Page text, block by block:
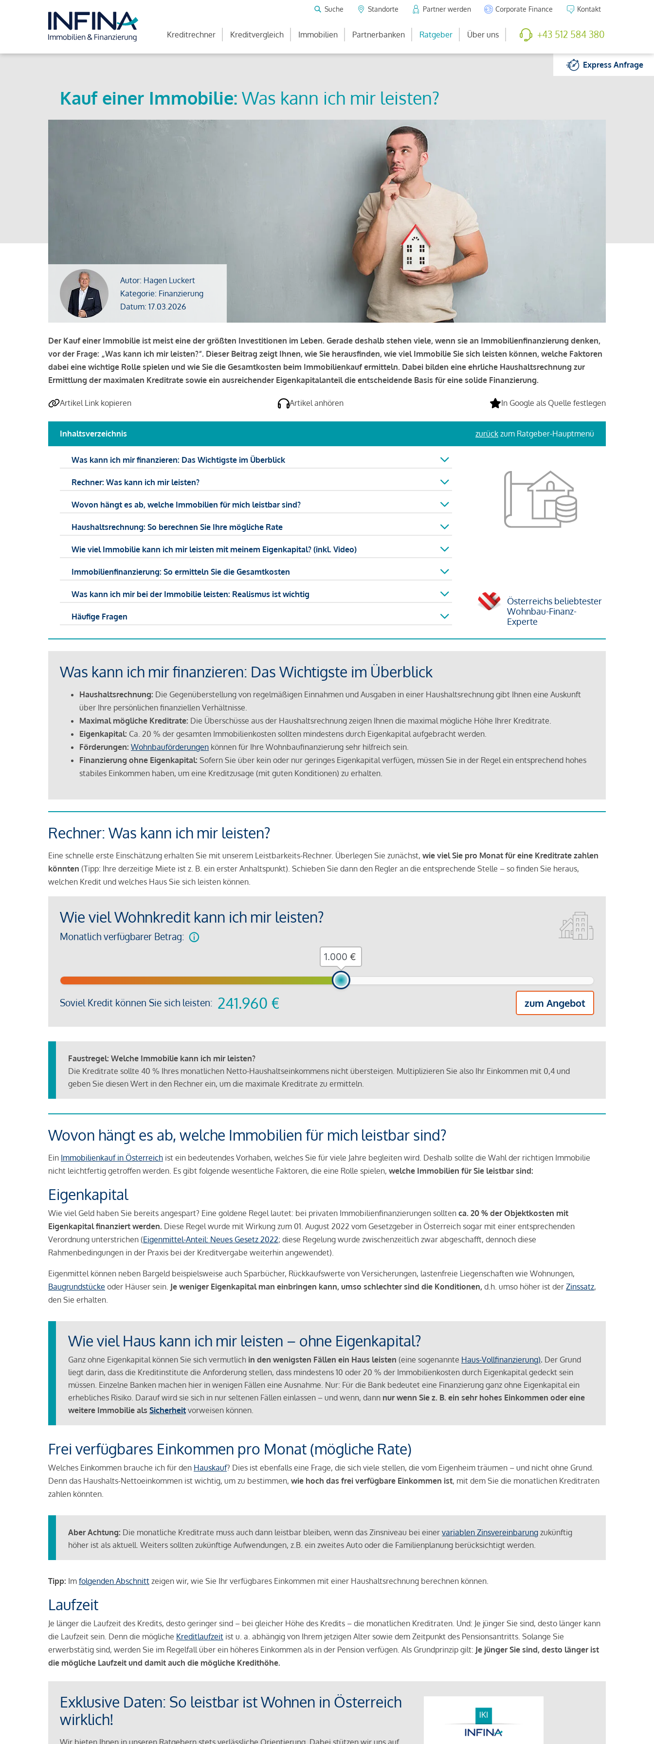
Suche Standorte Partner werden Corporate Finance Kontakt
Kreditrechner Kreditvergleich Immobilien Partnerbanken Ratgeber Über uns +43 512 584 380
ExpressAnfrage
Kauf einer Immobilie: Was kann ich mir leisten?
Autor: Hagen Luckert
Kategorie: Finanzierung
Datum: 17.03.2026
Der Kauf einer Immobilie ist meist eine der größten Investitionen im Leben. Gerade deshalb stehen viele, wenn sie an Immobilienfinanzierung denken,
vor der Frage: „Was kann ich mir leisten?“. Dieser Beitrag zeigt Ihnen, wie Sie herausfinden, wie viel Immobilie Sie sich leisten können, welche Faktoren
dabei eine wichtige Rolle spielen und wie Sie die Gesamtkosten beim Immobilienkauf ermitteln. Dabei bilden eine ehrliche Haushaltsrechnung zur
Ermittlung der maximalen Kreditrate sowie ein ausreichender Eigenkapitalanteil die entscheidende Basis für eine solide Finanzierung.
Artikel Link kopieren Artikel anhören In Google als Quelle festlegen
Inhaltsverzeichnis zurück zum Ratgeber-Hauptmenü
Was kann ich mir finanzieren: Das Wichtigste im Überblick
Rechner: Was kann ich mir leisten?
Wovon hängt es ab, welche Immobilien für mich leistbar sind?
Haushaltsrechnung: So berechnen Sie Ihre mögliche Rate
Wie viel Immobilie kann ich mir leisten mit meinem Eigenkapital? (inkl. Video)
Immobilienfinanzierung: So ermitteln Sie die Gesamtkosten
Was kann ich mir bei der Immobilie leisten: Realismus ist wichtig
Häufige Fragen
Österreichs beliebtester
Wohnbau-Finanz-
Experte
Was kann ich mir finanzieren: Das Wichtigste im Überblick
Haushaltsrechnung: Die Gegenüberstellung von regelmäßigen Einnahmen und Ausgaben in einer Haushaltsrechnung gibt Ihnen eine Auskunft
über Ihre persönlichen finanziellen Verhältnisse.
Maximal mögliche Kreditrate: Die Überschüsse aus der Haushaltsrechnung zeigen Ihnen die maximal mögliche Höhe Ihrer Kreditrate.
Eigenkapital: Ca. 20 % der gesamten Immobilienkosten sollten mindestens durch Eigenkapital aufgebracht werden.
Förderungen: Wohnbauförderungen können für Ihre Wohnbaufinanzierung sehr hilfreich sein.
Finanzierung ohne Eigenkapital: Sofern Sie über kein oder nur geringes Eigenkapital verfügen, müssen Sie in der Regel ein entsprechend hohes
stabiles Einkommen haben, um eine Kreditzusage (mit guten Konditionen) zu erhalten.
Rechner: Was kann ich mir leisten?
Eine schnelle erste Einschätzung erhalten Sie mit unserem Leistbarkeits-Rechner. Überlegen Sie zunächst, wie viel Sie pro Monat für eine Kreditrate zahlen
könnten (Tipp: Ihre derzeitige Miete ist z. B. ein erster Anhaltspunkt). Schieben Sie dann den Regler an die entsprechende Stelle – so finden Sie heraus,
welchen Kredit und welches Haus Sie sich leisten können.
Wie viel Wohnkredit kann ich mir leisten?
Monatlich verfügbarer Betrag:
Soviel Kredit können Sie sich leisten: 241.960 € zum Angebot
€
Faustregel: Welche Immobilie kann ich mir leisten?
Die Kreditrate sollte 40 % Ihres monatlichen Netto-Haushaltseinkommens nicht übersteigen. Multiplizieren Sie also Ihr Einkommen mit 0,4 und
geben Sie diesen Wert in den Rechner ein, um die maximale Kreditrate zu ermitteln.
Wovon hängt es ab, welche Immobilien für mich leistbar sind?
Ein Immobilienkauf in Österreich ist ein bedeutendes Vorhaben, welches Sie für viele Jahre begleiten wird. Deshalb sollte die Wahl der richtigen Immobilie
nicht leichtfertig getroffen werden. Es gibt folgende wesentliche Faktoren, die eine Rolle spielen, welche Immobilien für Sie leistbar sind:
Eigenkapital
Wie viel Geld haben Sie bereits angespart? Eine goldene Regel lautet: bei privaten Immobilienfinanzierungen sollten ca. 20 % der Objektkosten mit
Eigenkapital finanziert werden. Diese Regel wurde mit Wirkung zum 01. August 2022 vom Gesetzgeber in Österreich sogar mit einer entsprechenden
Verordnung unterstrichen (Eigenmittel-Anteil: Neues Gesetz 2022; diese Regelung wurde zwischenzeitlich zwar abgeschafft, dennoch diese
Rahmenbedingungen in der Praxis bei der Kreditvergabe weiterhin angewendet).
Eigenmittel können neben Bargeld beispielsweise auch Sparbücher, Rückkaufswerte von Versicherungen, lastenfreie Liegenschaften wie Wohnungen,
Baugrundstücke oder Häuser sein. Je weniger Eigenkapital man einbringen kann, umso schlechter sind die Konditionen, d.h. umso höher ist der Zinssatz,
den Sie erhalten.
Wie viel Haus kann ich mir leisten – ohne Eigenkapital?
Ganz ohne Eigenkapital können Sie sich vermutlich in den wenigsten Fällen ein Haus leisten (eine sogenannte Haus-Vollfinanzierung). Der Grund
liegt darin, dass die Kreditinstitute die Anforderung stellen, dass mindestens 10 oder 20 % der Immobilienkosten durch Eigenkapital gedeckt sein
müssen. Einzelne Banken machen hier in wenigen Fällen eine Ausnahme. Nur: Für die Bank bedeutet eine Finanzierung ganz ohne Eigenkapital ein
erhebliches Risiko. Darauf wird sie sich in nur seltenen Fällen einlassen – und wenn, dann nur wenn Sie z. B. ein sehr hohes Einkommen oder eine
weitere Immobilie als Sicherheit vorweisen können.
Frei verfügbares Einkommen pro Monat (mögliche Rate)
Welches Einkommen brauche ich für den Hauskauf? Dies ist ebenfalls eine Frage, die sich viele stellen, die vom Eigenheim träumen – und nicht ohne Grund.
Denn das Haushalts-Nettoeinkommen ist wichtig, um zu bestimmen, wie hoch das frei verfügbare Einkommen ist, mit dem Sie die monatlichen Kreditraten
zahlen könnten.
Aber Achtung: Die monatliche Kreditrate muss auch dann leistbar bleiben, wenn das Zinsniveau bei einer variablen Zinsvereinbarung zukünftig
höher ist als aktuell. Weiters sollten zukünftige Aufwendungen, z.B. ein zweites Auto oder die Familienplanung berücksichtigt werden.
Tipp: Im folgenden Abschnitt zeigen wir, wie Sie Ihr verfügbares Einkommen mit einer Haushaltsrechnung berechnen können.
Laufzeit
Je länger die Laufzeit des Kredits, desto geringer sind – bei gleicher Höhe des Kredits – die monatlichen Kreditraten. Und: Je jünger Sie sind, desto länger kann
die Laufzeit sein. Denn die mögliche Kreditlaufzeit ist u. a. abhängig von Ihrem jetzigen Alter sowie dem Zeitpunkt des Pensionsantritts. Solange Sie
erwerbstätig sind, werden Sie im Regelfall über ein höheres Einkommen als in der Pension verfügen. Als Grundprinzip gilt: Je jünger Sie sind, desto länger ist
die mögliche Laufzeit und damit auch die mögliche Kredithöhe.
Exklusive Daten: So leistbar ist Wohnen in Österreich
wirklich!